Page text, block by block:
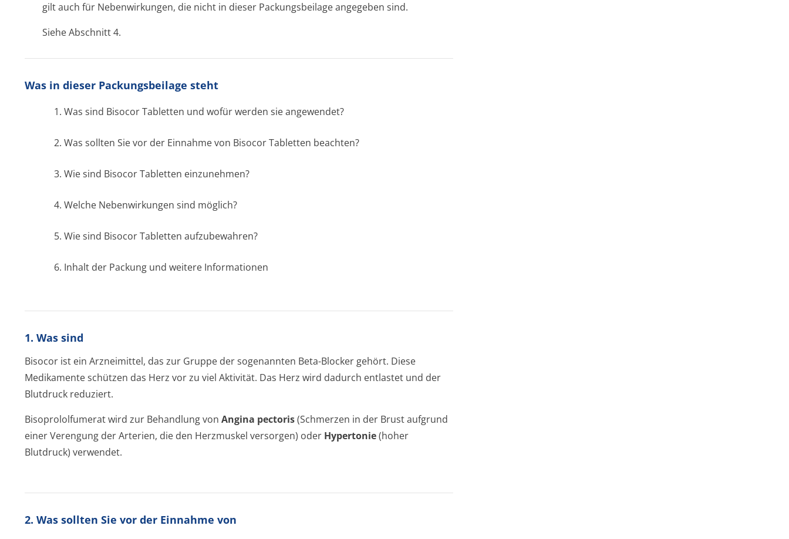
gilt auch für Nebenwirkungen, die nicht in dieser Packungsbeilage angegeben sind.
Siehe Abschnitt 4.
Was in dieser Packungsbeilage steht
1. Was sind Bisocor Tabletten und wofür werden sie angewendet?
2. Was sollten Sie vor der Einnahme von Bisocor Tabletten beachten?
3. Wie sind Bisocor Tabletten einzunehmen?
4. Welche Nebenwirkungen sind möglich?
5. Wie sind Bisocor Tabletten aufzubewahren?
6. Inhalt der Packung und weitere Informationen
1. Was sind
Bisocor ist ein Arzneimittel, das zur Gruppe der sogenannten Beta-Blocker gehört. Diese
Medikamente schützen das Herz vor zu viel Aktivität. Das Herz wird dadurch entlastet und der
Blutdruck reduziert.
Bisoprololfumerat wird zur Behandlung von Angina pectoris(Schmerzen in der Brust aufgrund
einer Verengung der Arterien, die den Herzmuskel versorgen) oder Hypertonie(hoher
Blutdruck) verwendet.
2. Was sollten Sie vor der Einnahme von